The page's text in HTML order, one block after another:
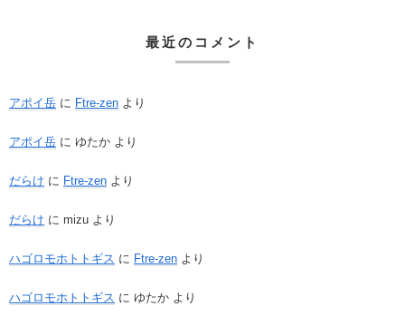
最近のコメント
アポイ岳 に Ftre-zen より
アポイ岳 に ゆたか より
だらけ に Ftre-zen より
だらけ に mizu より
ハゴロモホトトギス に Ftre-zen より
ハゴロモホトトギス に ゆたか より